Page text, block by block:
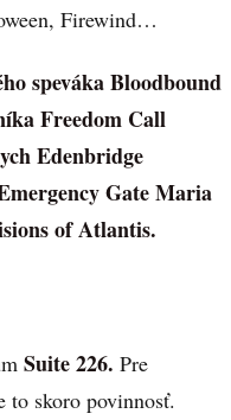
Firewind…
speváka Bloodbound
Freedom Call
Edenbridge
Gate Maria
of Atlantis.
Suite 226. Pre
to skoro povinnosť.